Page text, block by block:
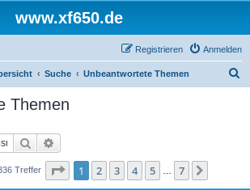
www.xf650.de
Anmelden
Registrieren
Suche Unbeantwortete Themen
Themen
Suche
Treffer Seite 1von
1 2 3 4 5 7